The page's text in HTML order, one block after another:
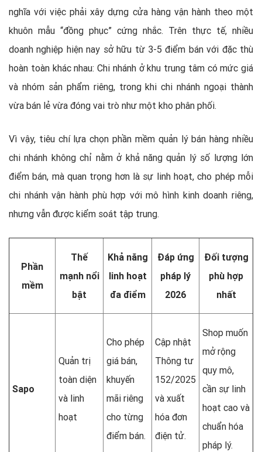
nghĩa với việc phải xây dựng cửa hàng vận hành theo một
khuôn mẫu “đồng phục” cứng nhắc. Trên thực tế, nhiều
doanh nghiệp hiện nay sở hữu từ 3-5 điểm bán với đặc thù
hoàn toàn khác nhau: Chi nhánh ở khu trung tâm có mức giá
và nhóm sản phẩm riêng, trong khi chi nhánh ngoại thành
vừa bán lẻ vừa đóng vai trò như một kho phân phối.
Vì vậy, tiêu chí lựa chọn phần mềm quản lý bán hàng nhiều
chi nhánh không chỉ nằm ở khả năng quản lý số lượng lớn
điểm bán, mà quan trọng hơn là sự linh hoạt, cho phép mỗi
chi nhánh vận hành phù hợp với mô hình kinh doanh riêng,
nhưng vẫn được kiểm soát tập trung.
Phần
mềm
Thế
mạnh nổi
bật
Khả năng
linh hoạt
đa điểm
Đáp ứng
pháp lý
2026
Đối tượng
phù hợp
nhất
Sapo
Quản trị
toàn diện
và linh
hoạt
Cho phép
giá bán,
khuyến
mãi riêng
cho từng
điểm bán.
Cập nhật
Thông tư
152/2025
và xuất
hóa đơn
điện tử.
Shop muốn
mở rộng
quy mô,
cần sự linh
hoạt cao và
chuẩn hóa
pháp lý.